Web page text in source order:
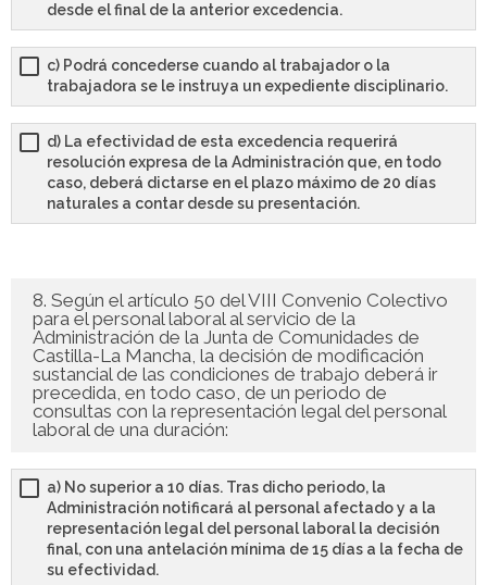
desde el final de la anterior excedencia.
c) Podrá concederse cuando al trabajador o la
trabajadora se le instruya un expediente disciplinario.
d) La efectividad de esta excedencia requerirá
resolución expresa de la Administración que, en todo
caso, deberá dictarse en el plazo máximo de 20 días
naturales a contar desde su presentación.
8. Según el artículo 50 del VIII Convenio Colectivo
para el personal laboral al servicio de la
Administración de la Junta de Comunidades de
Castilla-La Mancha, la decisión de modificación
sustancial de las condiciones de trabajo deberá ir
precedida, en todo caso, de un periodo de
consultas con la representación legal del personal
laboral de una duración:
a) No superior a 10 días. Tras dicho periodo, la
Administración notificará al personal afectado y a la
representación legal del personal laboral la decisión
final, con una antelación mínima de 15 días a la fecha de
su efectividad.